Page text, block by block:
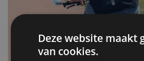
Deze website maakt
van cookies.